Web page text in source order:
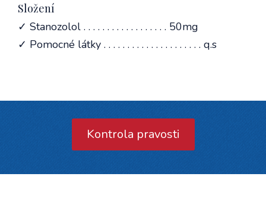
Složení
✓ Stanozolol . . . . . . . . . . . . . . . . . . 50mg
✓ Pomocné látky . . . . . . . . . . . . . . . . . . . . . q.s
Kontrola pravosti